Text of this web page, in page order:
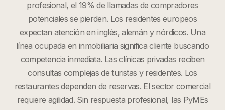
profesional, el 19% de llamadas de compradores
potenciales se pierden. Los residentes europeos
expectan atención en inglés, alemán y nórdicos. Una
línea ocupada en inmobiliaria significa cliente buscando
competencia inmediata. Las clínicas privadas reciben
consultas complejas de turistas y residentes. Los
restaurantes dependen de reservas. El sector comercial
requiere agilidad. Sin respuesta profesional, las PyMEs